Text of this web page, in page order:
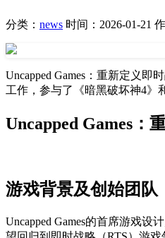
分类： news 时间：2026-01-21
Uncapped Games：重新定义
工作，参与了《暗黑破坏神4》
Uncapped Games：
游戏背景及创始团队
Uncapped Games的首席游戏设